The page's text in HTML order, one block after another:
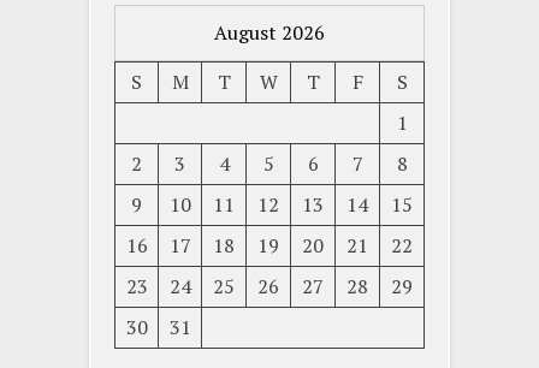
August 2026
S
M T W T F
S
1
2
3 4 5 6 7
8
9
10 11 12 13 14
15
16
17 18 19 20 21
22
23
24 25 26 27 28
29
30
31